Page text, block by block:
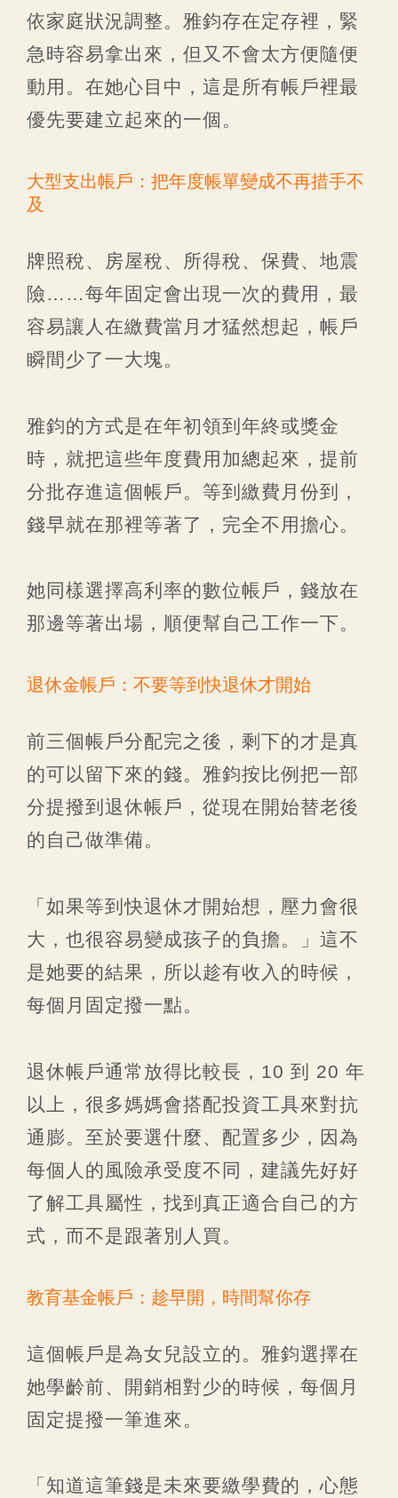
依家庭狀況調整。雅鈞存在定存裡，緊
急時容易拿出來，但又不會太方便隨便
動用。在她心目中，這是所有帳戶裡最
優先要建立起來的一個。
大型支出帳戶：把年度帳單變成不再措手不
及
牌照稅、房屋稅、所得稅、保費、地震
險……每年固定會出現一次的費用，最
容易讓人在繳費當月才猛然想起，帳戶
瞬間少了一大塊。
雅鈞的方式是在年初領到年終或獎金
時，就把這些年度費用加總起來，提前
分批存進這個帳戶。等到繳費月份到，
錢早就在那裡等著了，完全不用擔心。
她同樣選擇高利率的數位帳戶，錢放在
那邊等著出場，順便幫自己工作一下。
退休金帳戶：不要等到快退休才開始
前三個帳戶分配完之後，剩下的才是真
的可以留下來的錢。雅鈞按比例把一部
分提撥到退休帳戶，從現在開始替老後
的自己做準備。
「如果等到快退休才開始想，壓力會很
大，也很容易變成孩子的負擔。」這不
是她要的結果，所以趁有收入的時候，
每個月固定撥一點。
退休帳戶通常放得比較長，10 到 20 年
以上，很多媽媽會搭配投資工具來對抗
通膨。至於要選什麼、配置多少，因為
每個人的風險承受度不同，建議先好好
了解工具屬性，找到真正適合自己的方
式，而不是跟著別人買。
教育基金帳戶：趁早開，時間幫你存
這個帳戶是為女兒設立的。雅鈞選擇在
她學齡前、開銷相對少的時候，每個月
固定提撥一筆進來。
「知道這筆錢是未來要繳學費的，心態